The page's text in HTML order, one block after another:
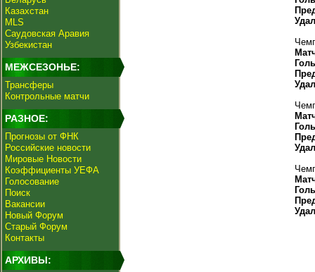
Казахстан
MLS
Саудовская Аравия
Узбекистан
МЕЖСЕЗОНЬЕ:
Трансферы
Контрольные матчи
РАЗНОЕ:
Прогнозы от ФНК
Российские новости
Мировые Новости
Коэффициенты УЕФА
Голосование
Поиск
Вакансии
Новый Форум
Старый Форум
Контакты
АРХИВЫ: